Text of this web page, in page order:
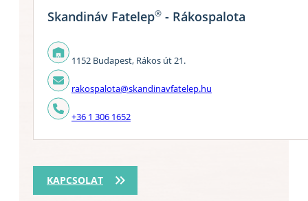
KAPCSOLAT
Skandináv Fatelep® - Rákospalota
1152 Budapest, Rákos út 21.
rakospalota@skandinavfatelep.hu
+36 1 306 1652